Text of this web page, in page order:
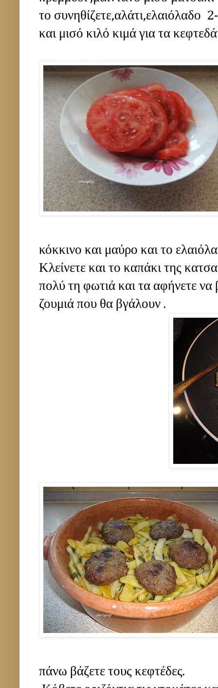
το συνηθίζετε,αλάτι,ελαιόλαδο
και μισό κιλό κιμά για τα
κόκκινο και μαύρο και το
Κλείνετε και το καπάκι της
πολύ τη φωτιά και τα αφήνετε
ζουμιά που θα βγάλουν .
πάνω βάζετε τους κεφτέδες.